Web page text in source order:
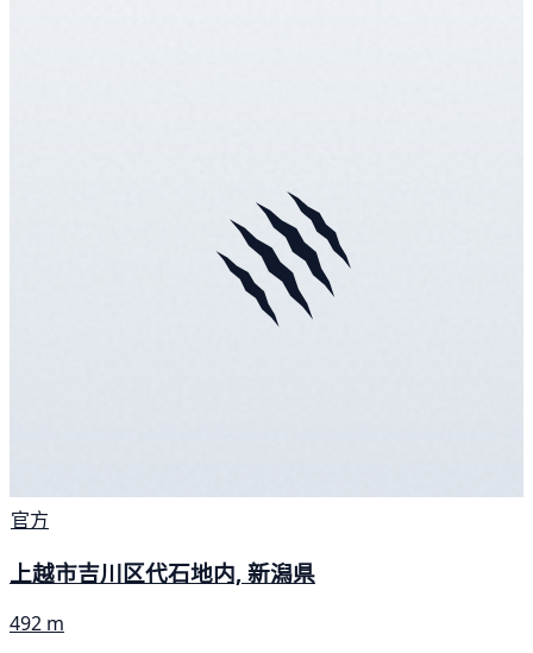
官方
上越市吉川区代石地内, 新潟県
492 m